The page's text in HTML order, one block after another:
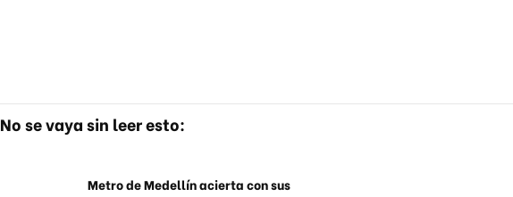
No se vaya sin leer esto:
Metro de Medellín acierta con sus